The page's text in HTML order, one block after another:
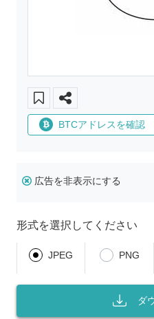
BTCアドレスを確認
広告を非表示にする
形式を選択してください
JPEG PNG
ダ